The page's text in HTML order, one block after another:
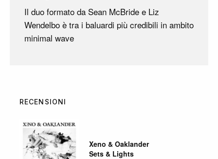
Il duo formato da Sean McBride e Liz
Wendelbo è tra i baluardi più credibili in ambito
minimal wave
RECENSIONI
Xeno & Oaklander
Sets & Lights